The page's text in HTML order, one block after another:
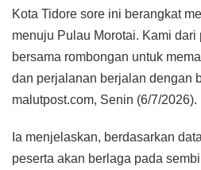
Kota Tidore sore ini berangkat
menuju Pulau Morotai. Kami
bersama rombongan untuk
dan perjalanan berjalan dengan
malutpost.com, Senin (6/7/2026).
Ia menjelaskan, berdasarkan
peserta akan berlaga pada